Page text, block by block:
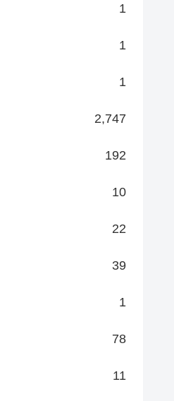
1
1
1
2,747
192
10
22
39
1
78
11